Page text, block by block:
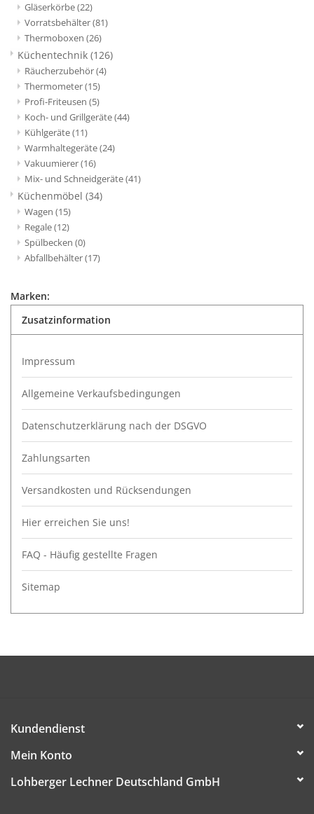
Gläserkörbe(22)
Vorratsbehälter(81)
Thermoboxen (26)
Küchentechnik (126)
Räucherzubehör(4)
Thermometer(15)
Profi-Friteusen (5)
Koch- und Grillgeräte(44)
Kühlgeräte(11)
Warmhaltegeräte(24)
Vakuumierer(16)
Mix- und Schneidgeräte(41)
Küchenmöbel (34)
Wagen (15)
Regale(12)
Spülbecken (0)
Abfallbehälter(17)
Marken:
Zusatzinformation
Impressum
Allgemeine Verkaufsbedingungen
Datenschutzerklärung nach der DSGVO
Zahlungsarten
Versandkosten und Rücksendungen
Hier erreichen Sie uns!
FAQ - Häufig gestellte Fragen
Sitemap
Kundendienst
Mein Konto
Lohberger Lechner Deutschland GmbH